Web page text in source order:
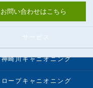
お問い合わせはこちら
サービス
神崎川キャニオニング
ロープキャニオニング